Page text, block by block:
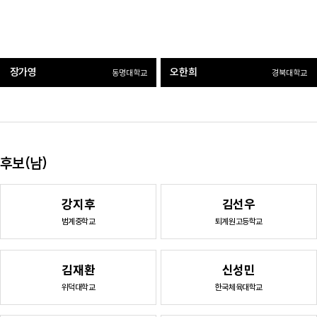
장가영 동명대학교 오한희 경북대학교
후보(남)
강지후
범계중학교
김선우
퇴계원고등학교
김재환
위덕대학교
신성민
한국체육대학교